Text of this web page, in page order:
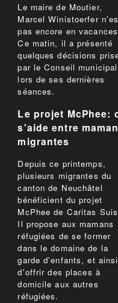
Le maire de Moutier,
Marcel Winistoerfer
pas encore en
Ce matin, il a présenté
quelques décisions
par le Conseil municipal
lors de ses dernières
séances.
Le projet McPhee:
s'aide entre
migrantes
Depuis ce printemps,
plusieurs migrantes du
canton de Neuchâtel
bénéficient du projet
McPhee de Caritas
Il propose aux mamans
réfugiées de se former
dans le domaine de la
garde d'enfants, et ainsi
d'offrir des places à
domicile aux autres
réfugiées.